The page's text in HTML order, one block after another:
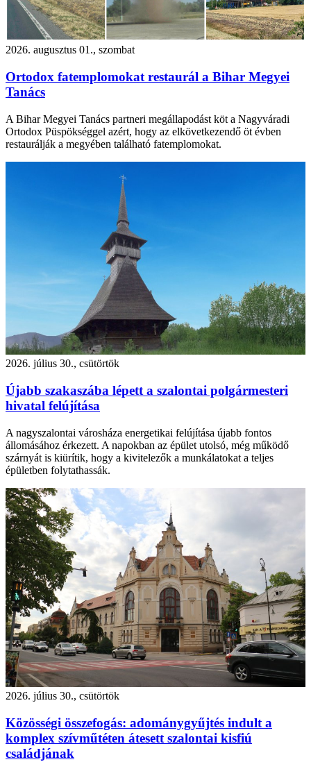
2026. augusztus 01., szombat
Ortodox fatemplomokat restaurál a Bihar Megyei
Tanács
A Bihar Megyei Tanács partneri megállapodást köt a Nagyváradi
Ortodox Püspökséggel azért, hogy az elkövetkezendő öt évben
restaurálják a megyében található fatemplomokat.
2026. július 30., csütörtök
Újabb szakaszába lépett a szalontai polgármesteri
hivatal felújítása
A nagyszalontai városháza energetikai felújítása újabb fontos
állomásához érkezett. A napokban az épület utolsó, még működő
szárnyát is kiürítik, hogy a kivitelezők a munkálatokat a teljes
épületben folytathassák.
2026. július 30., csütörtök
Közösségi összefogás: adománygyűjtés indult a
komplex szívműtéten átesett szalontai kisfiú
családjának